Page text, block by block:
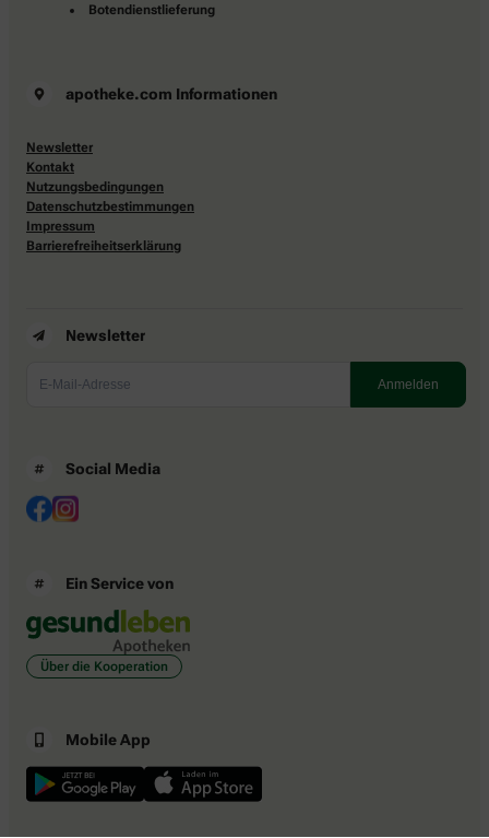
Botendienstlieferung
apotheke.com Informationen
Newsletter
Kontakt
Nutzungsbedingungen
Datenschutzbestimmungen
Impressum
Barrierefreiheitserklärung
Newsletter
Social Media
Ein Service von
Über die Kooperation
Mobile App